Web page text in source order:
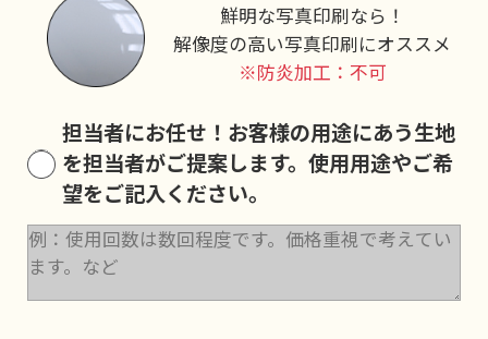
鮮明な写真印刷なら！
解像度の高い写真印刷にオススメ
※防炎加工：不可
担当者にお任せ！ お客様の用途にあう生地
を担当者がご提案します。使用用途やご希
望をご記入ください。